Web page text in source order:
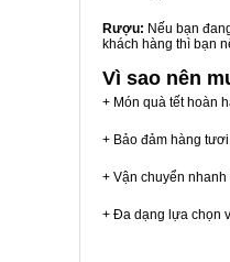
Rượu: Nếu bạn
khách hàng thì bạn
Vì sao nên
+ Món quà tết hoàn
+ Bảo đảm hàng
+ Vận chuyển
+ Đa dạng lựa chọn